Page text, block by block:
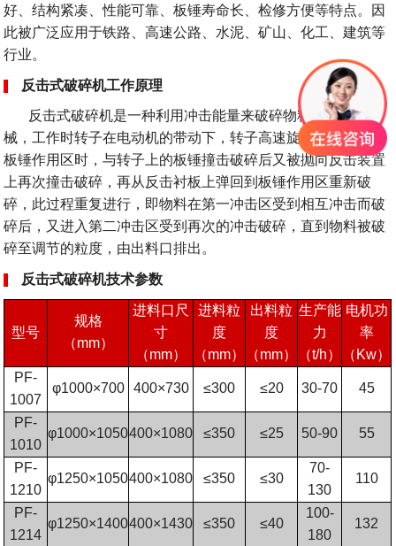
好、结构紧凑、性能可靠、板锤寿命长、检修方便等特点。因
此被广泛应用于铁路、高速公路、水泥、矿山、化工、建筑等
行业。
反击式破碎机工作原理
反击式破碎机是一种利用冲击能量来破碎物料的破碎机
械，工作时转子在电动机的带动下，转子高速旋转，物料进入
板锤作用区时，与转子上的板锤撞击破碎后又被抛向反击装置
上再次撞击破碎，再从反击衬板上弹回到板锤作用区重新破
碎，此过程重复进行，即物料在第一冲击区受到相互冲击而破
碎后，又进入第二冲击区受到再次的冲击破碎，直到物料被破
碎至调节的粒度，由出料口排出。
反击式破碎机技术参数
型号
规格
（mm）
进料口尺
寸
（mm）
进料粒
度
（mm）
出料粒
度
（mm）
生产能
力
（t/h）
电机功
率
（Kw）
PF-
1007
φ1000×700 400×730 ≤300 ≤20 30-70 45
PF-
1010
φ1000×1050400×1080 ≤350 ≤25 50-90 55
PF-
1210
φ1250×1050400×1080 ≤350 ≤30
70-
130
110
PF-
1214
φ1250×1400400×1430 ≤350 ≤40
100-
180
132